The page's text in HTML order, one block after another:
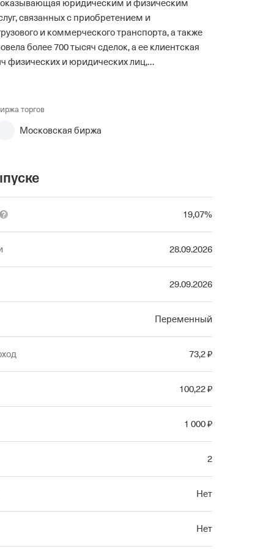
оказывающая юридическим и физическим
связанных с приобретением и
и коммерческого транспорта, а также
более 700 тысяч сделок, а ее клиентская
физических и юридических лиц,
по всей России.
торгов
Московская биржа
19,07%
28.09.2026
29.09.2026
Переменный
73,2₽
100,22₽
1 000₽
2
Нет
Нет